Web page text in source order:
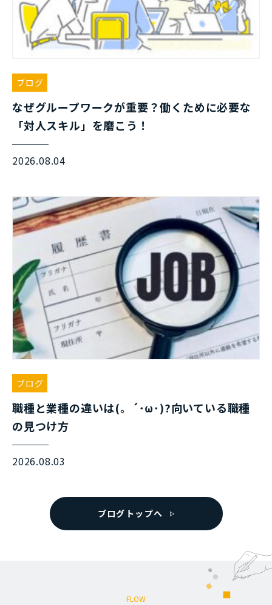
ブログ
なぜグループワークが重要？働くために必要な
「対人スキル」を磨こう！
2026.08.04
ブログ
職種と業種の違いは(。´･ω･)?向いている職種
の見つけ方
2026.08.03
ブログトップへ
FLOW